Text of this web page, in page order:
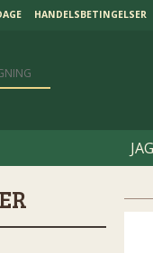
HANDELSBETINGELSER